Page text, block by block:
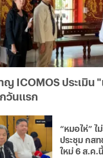
ญ ICOMOS ประเมิน
วันแรก
“หมอไห่”
ประชุม กส
ใหม่ 6 ส.ค.นี้